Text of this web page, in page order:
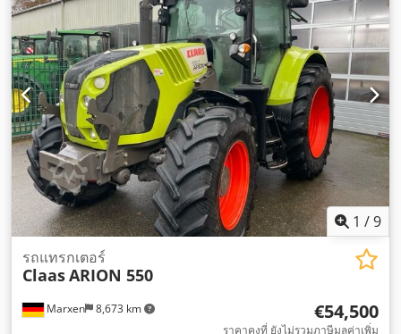
1 /9
Marxen 8,673 km
รถแทรกเตอร์
ClaasARION 550
€54,500
ราคาคงที่ ยังไม่รวมภาษีมูลค่าเพิ่ม